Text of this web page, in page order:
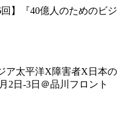
】『40億人のためのビジ